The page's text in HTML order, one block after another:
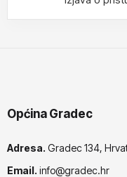
Općina Gradec
Adresa. Gradec 134,
Email. info@gradec.hr